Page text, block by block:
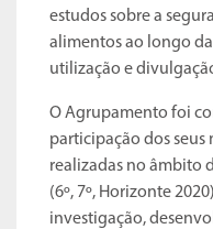
estudos sobre a
alimentos ao longo
utilização e
O Agrupamento foi
participação dos seus
realizadas no âmbito
(6º, 7º, Horizonte
investigação,